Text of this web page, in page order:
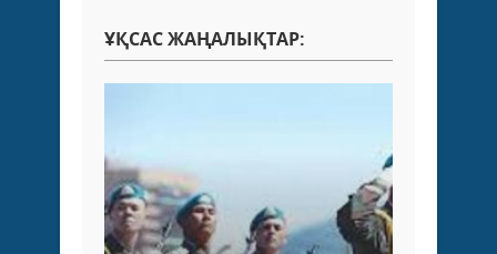
ҰҚСАС ЖАҢАЛЫҚТАР: